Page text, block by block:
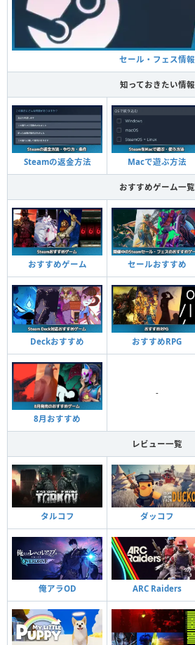
セール・フェス情報
知っておきたい情報
Steamの返金方法 Macで遊ぶ方法
おすすめゲーム一覧
おすすめゲーム セールおすすめ
Deckおすすめ おすすめRPG
8月おすすめ
-
レビュー一覧
タルコフ ダッコフ
俺アラOD ARC Raiders